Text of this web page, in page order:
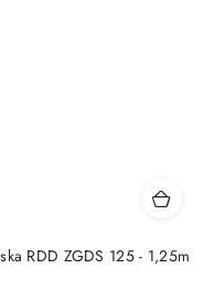
RDD ZGDS 125 - 1,25m